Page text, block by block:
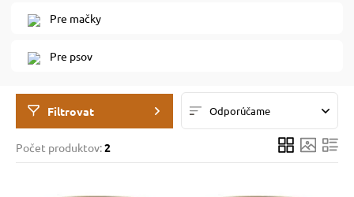
psov
podstielka
mačky
vitamíny
Pre mačky
Pre psov
Filtrovat Odporúčame
Počet produktov:2